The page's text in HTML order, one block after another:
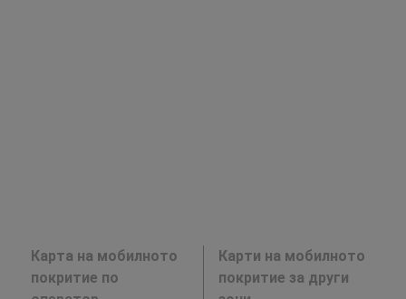
Карта на мобилното
покритие по
Карти на мобилното
покритие за други